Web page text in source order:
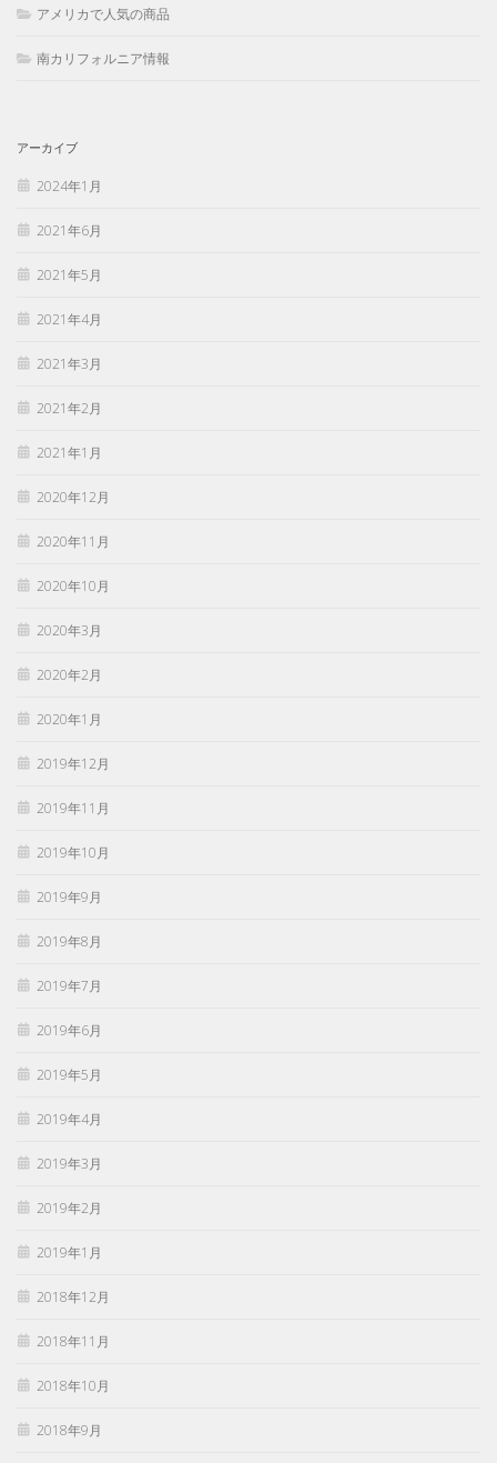
アメリカで人気の商品
南カリフォルニア情報
アーカイブ
2024年1月
2021年6月
2021年5月
2021年4月
2021年3月
2021年2月
2021年1月
2020年12月
2020年11月
2020年10月
2020年3月
2020年2月
2020年1月
2019年12月
2019年11月
2019年10月
2019年9月
2019年8月
2019年7月
2019年6月
2019年5月
2019年4月
2019年3月
2019年2月
2019年1月
2018年12月
2018年11月
2018年10月
2018年9月